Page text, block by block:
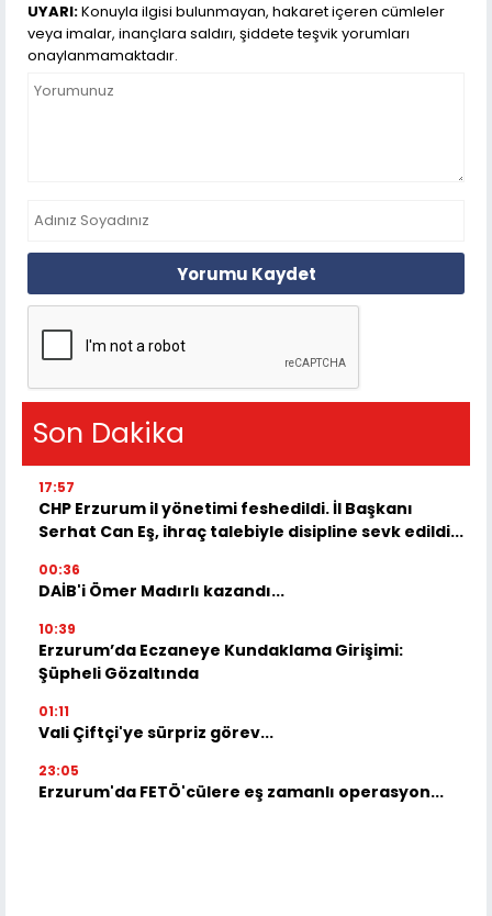
UYARI:Konuyla ilgisi bulunmayan, hakaret içeren cümleler
veya imalar, inançlara saldırı, şiddete teşvik yorumları
onaylanmamaktadır.
Yorumu Kaydet
Son Dakika
17:57
CHP Erzurum il yönetimi feshedildi. İl Başkanı
Serhat Can Eş, ihraç talebiyle disipline sevk edildi...
00:36
DAİB'i Ömer Madırlı kazandı...
10:39
Erzurum’da Eczaneye Kundaklama Girişimi:
Şüpheli Gözaltında
01:11
Vali Çiftçi'ye sürpriz görev...
23:05
Erzurum'da FETÖ'cülere eş zamanlı operasyon...